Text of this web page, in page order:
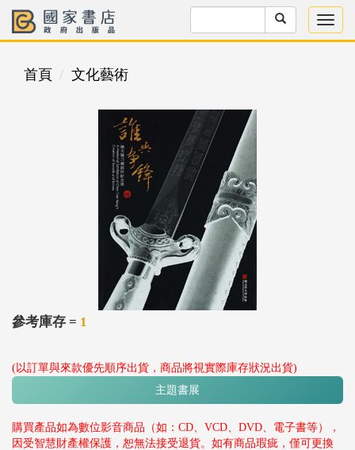
首頁 文化藝術
參考庫存 = 1
(以訂單與來款優先順序出貨，商品將視實際庫存狀況出貨)
主題書展
購買產品如為數位影音商品（如：CD、VCD、DVD、電子書等），
因受智慧財產權保護，恕無法接受退貨。如有商品瑕疵，僅可更換